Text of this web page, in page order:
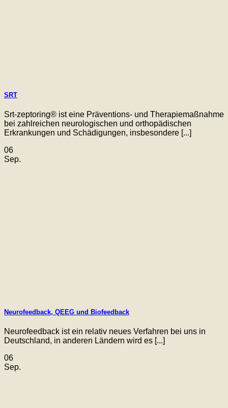
SRT
Srt-zeptoring® ist eine Präventions- und Therapiemaßnahme
bei zahlreichen neurologischen und orthopädischen
Erkrankungen und Schädigungen, insbesondere [...]
06
Sep.
Neurofeedback, QEEG und Biofeedback
Neurofeedback ist ein relativ neues Verfahren bei uns in
Deutschland, in anderen Ländern wird es [...]
06
Sep.